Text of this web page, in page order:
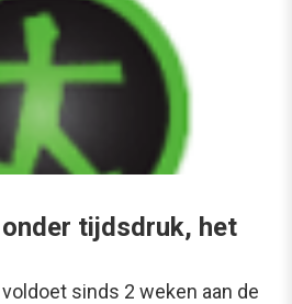
tijdsdruk, het
sinds 2 weken aan de